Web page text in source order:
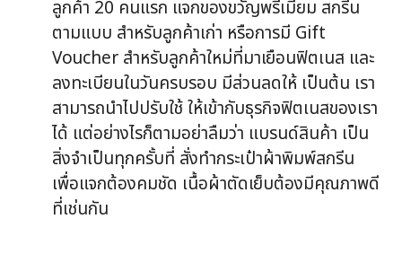
ลูกค้า 20 คนแรก แจกของขวัญพรีเมี่ยม สกรีน
ตามแบบ สำหรับลูกค้าเก่า หรือการมี Gift
Voucher สำหรับลูกค้าใหม่ที่มาเยือนฟิตเนส และ
ลงทะเบียนในวันครบรอบ มีส่วนลดให้ เป็นต้น เรา
สามารถนำไปปรับใช้ ให้เข้ากับธุรกิจฟิตเนสของเรา
ได้ แต่อย่างไรก็ตามอย่าลืมว่า แบรนด์สินค้า เป็น
สิ่งจำเป็นทุกครั้บที่ สั่งทำกระเป๋าผ้าพิมพ์สกรีน
เพื่อแจกต้องคมชัด เนื้อผ้าตัดเย็บต้องมีคุณภาพดี
ที่เช่นกัน